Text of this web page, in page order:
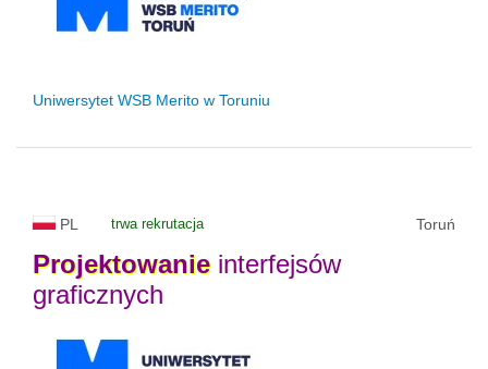
Uniwersytet WSB Merito w Toruniu
PL trwa rekrutacja Toruń
Projektowanieinterfejsów
graficznych